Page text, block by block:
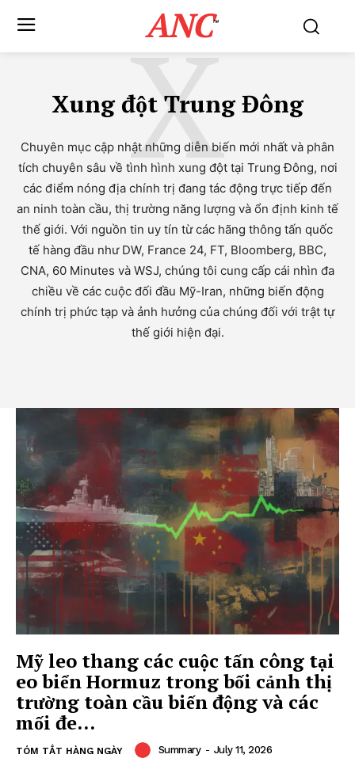
ANC™
Xung đột Trung Đông
X
Chuyên mục cập nhật những diễn biến mới nhất và phân
tích chuyên sâu về tình hình xung đột tại Trung Đông, nơi
các điểm nóng địa chính trị đang tác động trực tiếp đến
an ninh toàn cầu, thị trường năng lượng và ổn định kinh tế
thế giới. Với nguồn tin uy tín từ các hãng thông tấn quốc
tế hàng đầu như DW, France 24, FT, Bloomberg, BBC,
CNA, 60 Minutes và WSJ, chúng tôi cung cấp cái nhìn đa
chiều về các cuộc đối đầu Mỹ-Iran, những biến động
chính trị phức tạp và ảnh hưởng của chúng đối với trật tự
thế giới hiện đại.
Mỹ leo thang các cuộc tấn công tại
eo biển Hormuz trong bối cảnh thị
trường toàn cầu biến động và các
mối đe...
TÓM TẮT HÀNG NGÀY Summary - July 11, 2026